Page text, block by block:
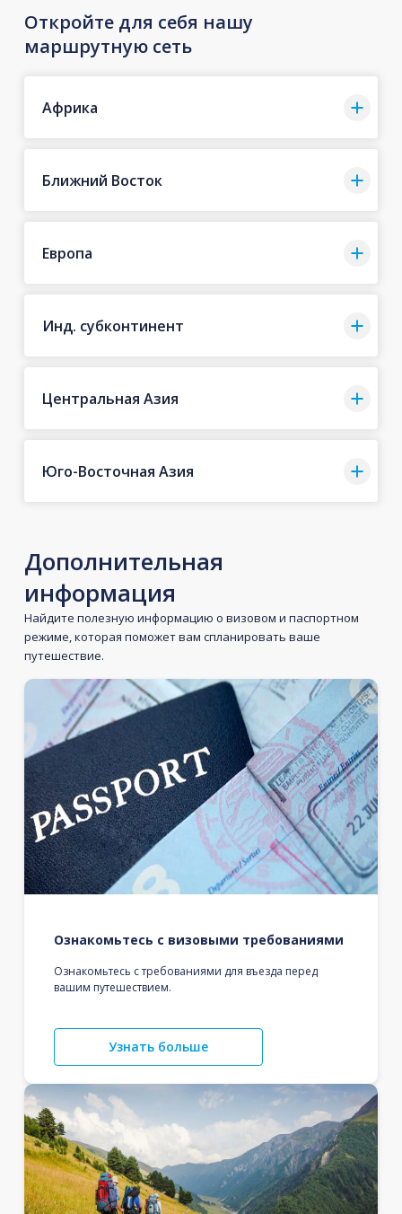
Откройте для себя нашу
маршрутную сеть
Африка
Ближний Восток
Европа
Инд. субконтинент
Центральная Азия
Юго-Восточная Азия
Дополнительная
информация
Найдите полезную информацию о визовом и паспортном
режиме, которая поможет вам спланировать ваше
путешествие.
Ознакомьтесь с визовыми требованиями
Ознакомьтесь с требованиями для въезда перед
вашим путешествием.
Узнать больше